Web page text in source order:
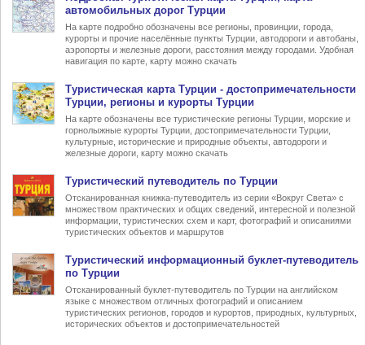
автомобильных дорог Турции
На карте подробно обозначены все регионы, провинции, города,
курорты и прочие населённые пункты Турции, автодороги и автобаны,
аэропорты и железные дороги, расстояния между городами. Удобная
навигация по карте, карту можно скачать
Туристическая карта Турции - достопримечательности
Турции, регионы и курорты Турции
На карте обозначены все туристические регионы Турции, морские и
горнолыжные курорты Турции, достопримечательности Турции,
культурные, исторические и природные объекты, автодороги и
железные дороги, карту можно скачать
Туристический путеводитель по Турции
Отсканированная книжка-путеводитель из серии «Вокруг Света» с
множеством практических и общих сведений, интересной и полезной
информации, туристических схем и карт, фотографий и описаниями
туристических объектов и маршрутов
Туристический информационный буклет-путеводитель
по Турции
Отсканированный буклет-путеводитель по Турции на английском
языке с множеством отличных фотографий и описанием
туристических регионов, городов и курортов, природных, культурных,
исторических объектов и достопримечательностей